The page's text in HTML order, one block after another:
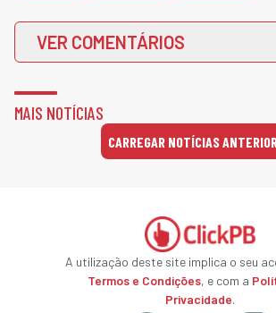
VER COMENTÁRIOS
MAIS NOTÍCIAS
CARREGAR NOTÍCIAS
A utilização deste site implica o seu
Termos e Condições, e com a
Privacidade.